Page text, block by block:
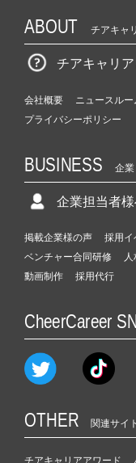
ABOUT チアキャ
チアキャリ
会社概要 ニュースルー
プライバシーポリシー
BUSINESS 企
企業担当者
掲載企業様の声 採用イ
ベンチャー合同研修
動画制作
採用代行
CheerCareer
OTHER 関連サイト